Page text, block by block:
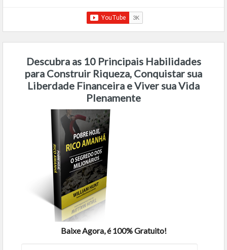
Descubra as 10 Principais Habilidades
para Construir Riqueza, Conquistar sua
Liberdade Financeira e Viver sua Vida
Plenamente
Baixe Agora, é 100% Gratuito!